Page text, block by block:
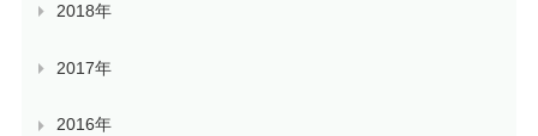
2018年
2017年
2016年